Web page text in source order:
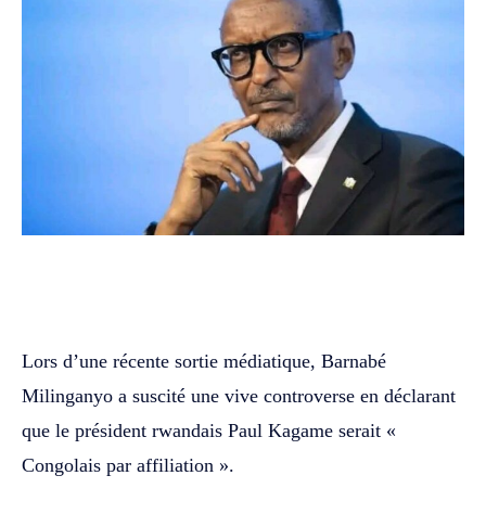
Lors d’une récente sortie médiatique, Barnabé
Milinganyo a suscité une vive controverse en déclarant
que le président rwandais Paul Kagame serait «
Congolais par affiliation ».